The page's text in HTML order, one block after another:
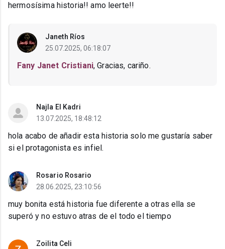
hermosísima historia!! amo leerte!!
Janeth Ríos
25.07.2025, 06:18:07
Fany Janet Cristiani, Gracias, cariño.
Najla El Kadri
13.07.2025, 18:48:12
hola acabo de añadir esta historia solo me gustaría saber
si el protagonista es infiel.
Rosario Rosario
28.06.2025, 23:10:56
muy bonita está historia fue diferente a otras ella se
superó y no estuvo atras de el todo el tiempo
Zoilita Celi